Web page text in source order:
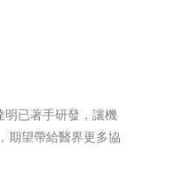
明已著手研發，讓機
期望帶給醫界更多協